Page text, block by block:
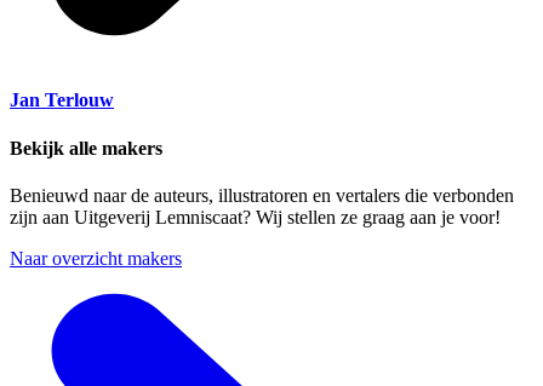
Jan Terlouw
Bekijk alle makers
Benieuwd naar de auteurs, illustratoren en vertalers die verbonden
zijn aan Uitgeverij Lemniscaat? Wij stellen ze graag aan je voor!
Naar overzicht makers